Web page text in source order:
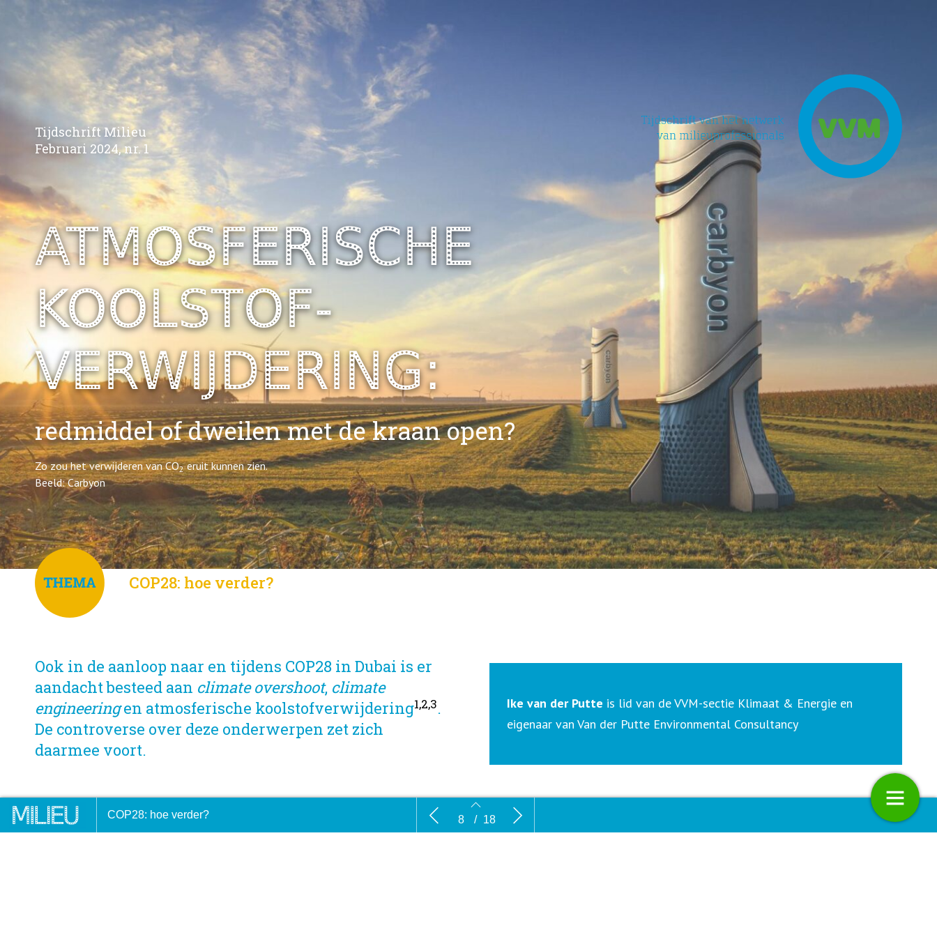
away from fossil fuels –
in Dubai
Het Culturele Milieu
Atmosferische koolstofverwijdering:
redmiddel of dweilen met de kraan
Planetair denken en doen:groot
COP28: hoe verder? 8 / 18
Tijdschrift Milieu
Februari 2024, nr. 1
ATMOSFERISCHE
KOOLSTOF­
VERWIJDERING:
redmiddel of dweilen met de kraan open?
Zo zou het verwijderen van CO2eruit kunnen zien.
Beeld: Carbyon
COP28: hoe verder?
Ook in de aanloop naar en tijdens COP28 in Dubai is er
aandacht besteed aan climate overshoot, climate
engineeringen atmosferische koolstofverwijdering1,2,3.
De controverse over deze onderwerpen zet zich
daarmee voort.
Ike van der Putte is lid van de VVM-sectie Klimaat & Energie en
eigenaar van Van der Putte Environmental Consultancy